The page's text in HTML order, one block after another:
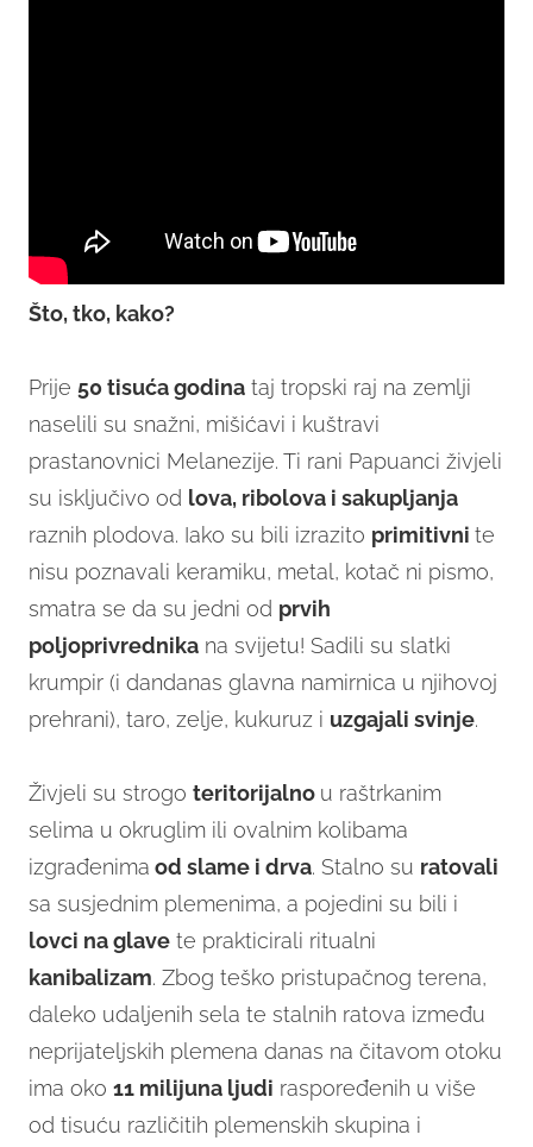
Što, tko, kako?
Prije 50 tisuća godina taj tropski raj na zemlji
naselili su snažni, mišićavi i kuštravi
prastanovnici Melanezije. Ti rani Papuanci živjeli
su isključivo od lova, ribolova i sakupljanja
raznih plodova. Iako su bili izrazito primitivni te
nisu poznavali keramiku, metal, kotač ni pismo,
smatra se da su jedni od prvih
poljoprivrednika na svijetu! Sadili su slatki
krumpir (i dandanas glavna namirnica u njihovoj
prehrani), taro, zelje, kukuruz i uzgajali svinje.
Živjeli su strogo teritorijalno u raštrkanim
selima u okruglim ili ovalnim kolibama
izgrađenima od slame i drva. Stalno su ratovali
sa susjednim plemenima, a pojedini su bili i
lovci na glave te prakticirali ritualni
kanibalizam. Zbog teško pristupačnog terena,
daleko udaljenih sela te stalnih ratova između
neprijateljskih plemena danas na čitavom otoku
ima oko 11 milijuna ljudi raspoređenih u više
od tisuću različitih plemenskih skupina i